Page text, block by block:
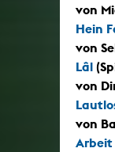
von
Hein
von
Lâl
von
von
Arbeit